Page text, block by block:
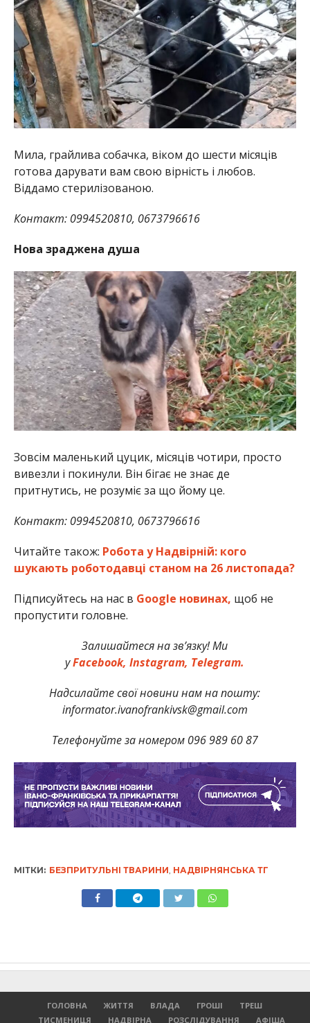
Мила, грайлива собачка, віком до шести місяців
готова дарувати вам свою вірність і любов.
Віддамо стерилізованою.
Контакт: 0994520810, 0673796616
Нова зраджена душа
Зовсім маленький цуцик, місяців чотири, просто
вивезли і покинули. Він бігає не знає де
притнутись, не розуміє за що йому це.
Контакт: 0994520810, 0673796616
Читайте також: Робота у Надвірній: кого
шукають роботодавці станом на 26 листопада?
Підписуйтесь на нас в Google новинах, щоб не
пропустити головне.
Залишайтеся на зв’язку! Ми
уFacebook, Instagram, Telegram.
Надсилайте свої новини нам на пошту:
informator.ivanofrankivsk@gmail.com
Телефонуйте за номером 096 989 60 87
МІТКИ: БЕЗПРИТУЛЬНІ ТВАРИНИ, НАДВІРНЯНСЬКА ТГ
ГОЛОВНА ЖИТТЯ ВЛАДА ГРОШІ
ТРЕШ
ТИСМЕНИЦЯ
НАДВІРНА РОЗСЛІДУВАННЯ АФІША